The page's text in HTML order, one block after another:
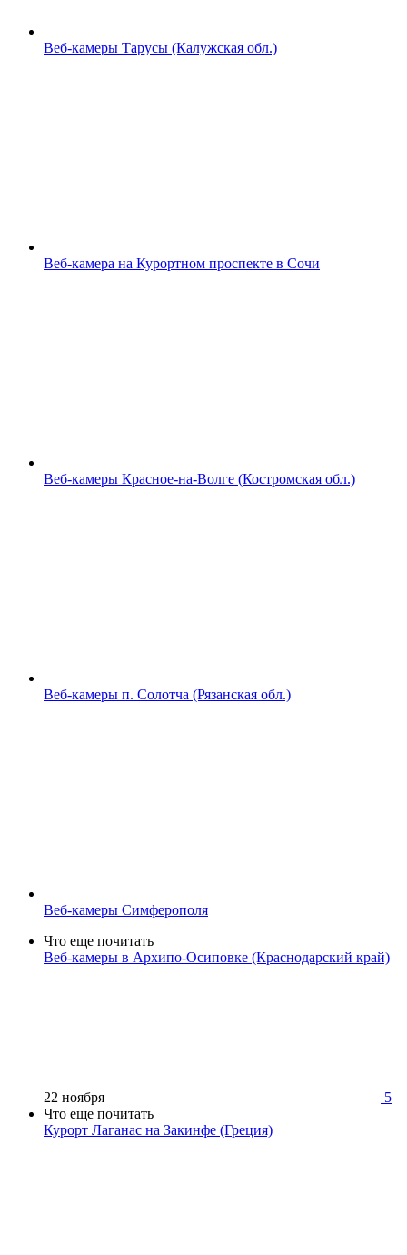
Веб-камеры Тарусы (Калужская обл.)
Веб-камера на Курортном проспекте в Сочи
Веб-камеры Красное-на-Волге (Костромская обл.)
Веб-камеры п. Солотча (Рязанская обл.)
Веб-камеры Симферополя
Что еще почитать
Веб-камеры в Архипо-Осиповке (Краснодарский край)
22 ноября
5
Что еще почитать
Курорт Лаганас на Закинфе (Греция)